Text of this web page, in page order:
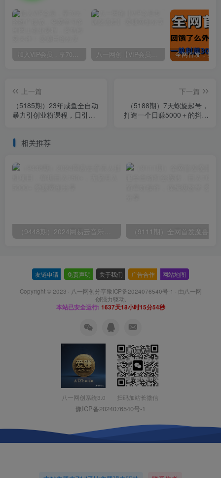
加入VIP会员，享70%的推广提成，免费学习多种网上创业课程，菜鸟秒变大神！ 八一网创【VIP会员专属交流群】
上一篇
（5185期）23年咸鱼全自动
暴力引创业粉课程，日引
下一篇
（5188期）7天螺旋起号，
打造一个日赚5000＋的抖音
相关推荐
友链申请 免责声明 关于我们 广告合作 网站地图
Copyright © 2023 · 八一网创分享豫ICP备2024076540号-1 · 由八一网
创强力驱动.
本站已安全运行: 1637天18小时15分55秒
八一网创系统3.0 扫码加站长微信
豫ICP备2024076540号-1